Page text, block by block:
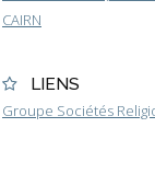
CAIRN
LIENS
Groupe Sociétés